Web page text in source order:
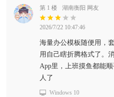
第 1 楼 湖南衡阳 网友
2026/7/22 10:47:46
海量办公模板随便用，
用自己瞎折腾格式了。
App里，上班摸鱼都能
人了
Windows 10